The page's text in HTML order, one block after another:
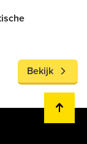
Bekijk